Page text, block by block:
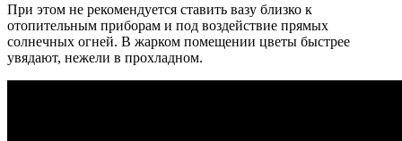
При этом не рекомендуется ставить вазу близко к
отопительным приборам и под воздействие прямых
солнечных огней. В жарком помещении цветы быстрее
увядают, нежели в прохладном.